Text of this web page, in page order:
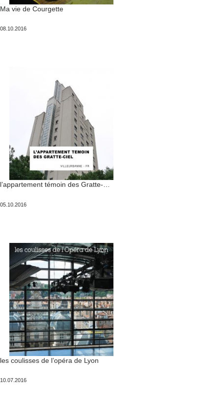
Ma vie de Courgette
Publié
08.10.2016
l’appartement témoin des Gratte-ciel de Villeurbanne
Publié
05.10.2016
les coulisses de l’opéra de Lyon
Publié
10.07.2016